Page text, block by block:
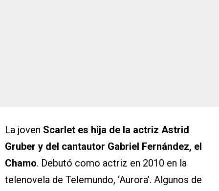
La joven Scarlet es hija de la actriz Astrid
Gruber y del cantautor Gabriel Fernández, el
Chamo. Debutó como actriz en 2010 en la
telenovela de Telemundo, ‘Aurora’. Algunos de